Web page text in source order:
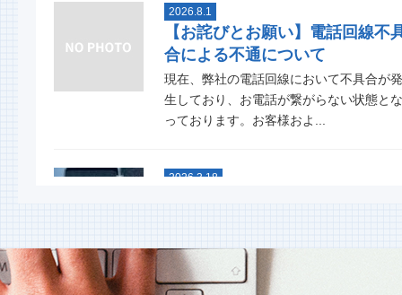
2026.8.1
【お詫びとお願い】電話回線不
合による不通について
現在、弊社の電話回線において不具合が発
生しており、お電話が繋がらない状態とな
っております。お客様およ...
2026.3.18
タイヤ性能比較テスト命を預ける重要なタ
イヤ。単なる噂やネット情...